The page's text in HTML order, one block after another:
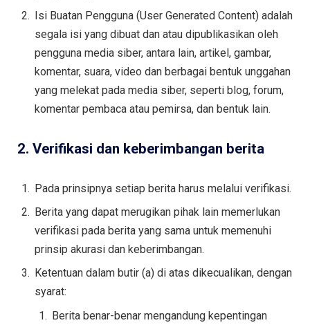
Isi Buatan Pengguna (User Generated Content) adalah
segala isi yang dibuat dan atau dipublikasikan oleh
pengguna media siber, antara lain, artikel, gambar,
komentar, suara, video dan berbagai bentuk unggahan
yang melekat pada media siber, seperti blog, forum,
komentar pembaca atau pemirsa, dan bentuk lain.
2. Verifikasi dan keberimbangan berita
Pada prinsipnya setiap berita harus melalui verifikasi.
Berita yang dapat merugikan pihak lain memerlukan
verifikasi pada berita yang sama untuk memenuhi
prinsip akurasi dan keberimbangan.
Ketentuan dalam butir (a) di atas dikecualikan, dengan
syarat:
Berita benar-benar mengandung kepentingan